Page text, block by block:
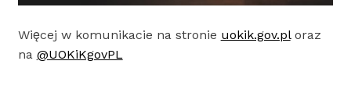
Więcej w komunikacie na stronie uokik.gov.ploraz
na @UOKiKgovPL